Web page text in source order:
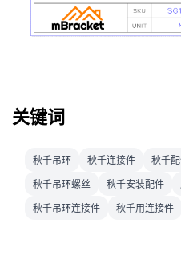
关键词
秋千吊环 秋千连接件 秋千
秋千吊环螺丝
秋千安装配件
秋千吊环连接件
秋千用连接件